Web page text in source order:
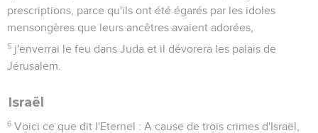
prescriptions, parce qu'ils ont été égarés par les idoles
mensongères que leurs ancêtres avaient adorées,
5 j'enverrai le feu dans Juda et il dévorera les palais de
Jérusalem.
Israël
6 Voici ce que dit l'Eternel : A cause de trois crimes d'Israël,